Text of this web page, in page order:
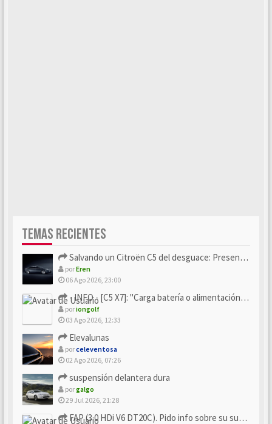
TEMAS RECIENTES
Salvando un Citroën C5 del desguace: Presentación y seguimiento
porEren
06 Ago 2026, 23:00
- INFO - [C5 X7]: "Carga batería o alimentación eléctri...
poriongolf
03 Ago 2026, 12:33
Elevalunas
porceleventosa
02 Ago 2026, 07:26
suspensión delantera dura
porgalgo
29 Jul 2026, 21:28
FAP (3.0 HDi V6 DT20C). Pido info sobre su sustitución